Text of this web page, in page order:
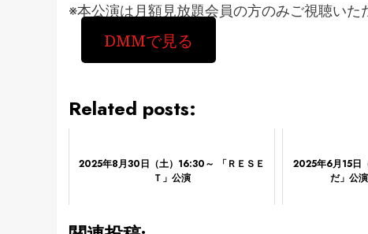
※本公演は月額見放題会員の方のみご視聴いた
DMMで見る
Related posts:
2025年8月30日（土）16:30～ 「ＲＥＳＥ
Ｔ」公演
2025年6月15日
だ」公